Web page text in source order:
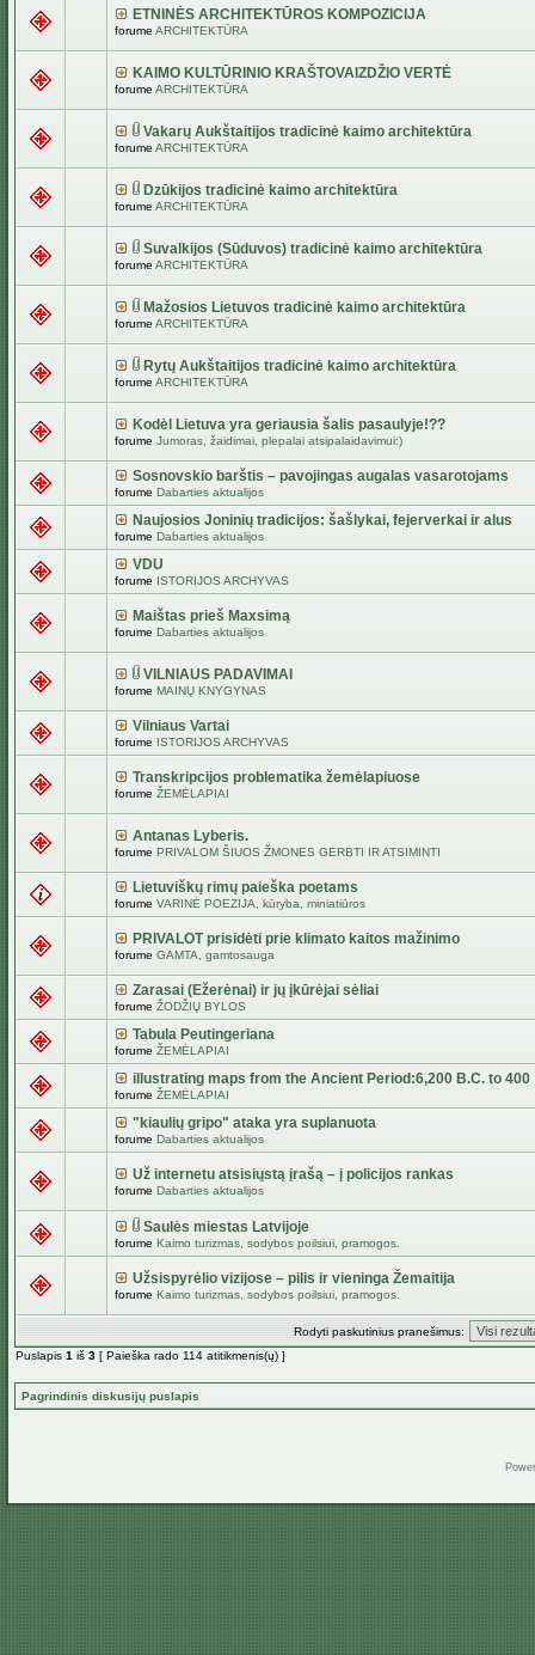
ETNINĖS ARCHITEKTŪROS KOMPOZICIJA
forume ARCHITEKTŪRA
KAIMO KULTŪRINIO KRAŠTOVAIZDŽIO VERTĖ
forume ARCHITEKTŪRA
Vakarų Aukštaitijos tradicinė kaimo architektūra
forume ARCHITEKTŪRA
Dzūkijos tradicinė kaimo architektūra
forume ARCHITEKTŪRA
Suvalkijos (Sūduvos) tradicinė kaimo architektūra
forume ARCHITEKTŪRA
Mažosios Lietuvos tradicinė kaimo architektūra
forume ARCHITEKTŪRA
Rytų Aukštaitijos tradicinė kaimo architektūra
forume ARCHITEKTŪRA
Kodėl Lietuva yra geriausia šalis pasaulyje!??
forume Jumoras, žaidimai, plepalai atsipalaidavimui:)
Sosnovskio barštis – pavojingas augalas vasarotojams
forume Dabarties aktualijos
Naujosios Joninių tradicijos: šašlykai, fejerverkai ir alus
forume Dabarties aktualijos
VDU
forume ISTORIJOS ARCHYVAS
Maištas prieš Maxsimą
forume Dabarties aktualijos
VILNIAUS PADAVIMAI
forume MAINŲ KNYGYNAS
Vilniaus Vartai
forume ISTORIJOS ARCHYVAS
Transkripcijos problematika žemėlapiuose
forume ŽEMĖLAPIAI
Antanas Lyberis.
forume PRIVALOM ŠIUOS ŽMONES GERBTI IR ATSIMINTI
Lietuviškų rimų paieška poetams
forume VARINĖ POEZIJA, kūryba, miniatiūros
PRIVALOT prisidėti prie klimato kaitos mažinimo
forume GAMTA, gamtosauga
Zarasai (Ežerėnai) ir jų įkūrėjai sėliai
forume ŽODŽIŲ BYLOS
Tabula Peutingeriana
forume ŽEMĖLAPIAI
illustrating maps from the Ancient Period:6,200 B.C. to 400
forume ŽEMĖLAPIAI
"kiaulių gripo" ataka yra suplanuota
forume Dabarties aktualijos
Už internetu atsisiųstą įrašą – į policijos rankas
forume Dabarties aktualijos
Saulės miestas Latvijoje
forume Kaimo turizmas, sodybos poilsiui, pramogos.
Užsispyrėlio vizijose – pilis ir vieninga Žemaitija
forume Kaimo turizmas, sodybos poilsiui, pramogos.
Rodyti paskutinius pranešimus:
Puslapis 1 iš 3 [ Paieška rado 114 atitikmenis(ų) ]
Pagrindinis diskusijų puslapis